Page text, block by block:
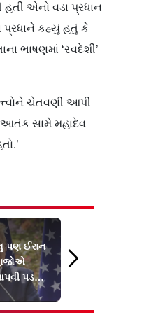
હતી એનો વડા પ્રધાન
પ્રધાને કહ્યું હતું કે
ભાષણમાં ‘સ્વદેશી’
ચેતવણી આપી
સામે મહાદેવ
પણ ઈરાન
પડશે